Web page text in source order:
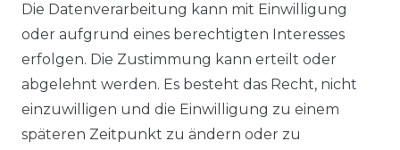
Die Datenverarbeitung kann mit Einwilligung
oder aufgrund eines berechtigten Interesses
erfolgen. Die Zustimmung kann erteilt oder
abgelehnt werden. Es besteht das Recht, nicht
einzuwilligen und die Einwilligung zu einem
späteren Zeitpunkt zu ändern oder zu